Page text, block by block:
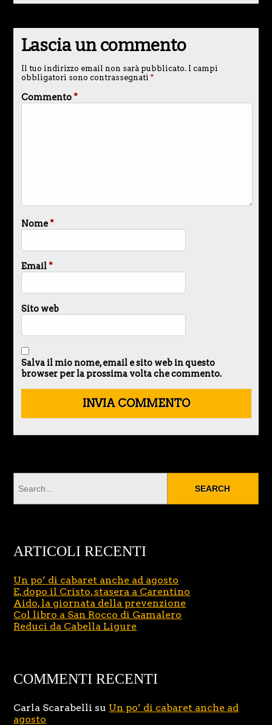
Lascia un commento
Il tuo indirizzo email non sarà pubblicato. I campi
obbligatori sono contrassegnati *
Commento*
Nome*
Email*
Sito web
Salva il mio nome, email e sito web in questo
browser per la prossima volta che commento.
ARTICOLI RECENTI
Un po’ di cabaret anche ad agosto
E, dopo il Cristo, stasera a Carentino
Aido, la giornata della prevenzione
Col libro a San Rocco di Gamalero
Reduci da Cabella Ligure
COMMENTI RECENTI
Carla Scarabelli su Un po’ di cabaret anche ad
agosto